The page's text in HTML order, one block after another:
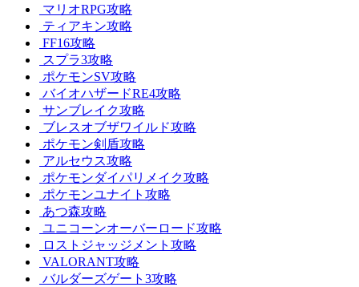
マリオRPG攻略
ティアキン攻略
FF16攻略
スプラ3攻略
ポケモンSV攻略
バイオハザードRE4攻略
サンブレイク攻略
ブレスオブザワイルド攻略
ポケモン剣盾攻略
アルセウス攻略
ポケモンダイパリメイク攻略
ポケモンユナイト攻略
あつ森攻略
ユニコーンオーバーロード攻略
ロストジャッジメント攻略
VALORANT攻略
バルダーズゲート3攻略